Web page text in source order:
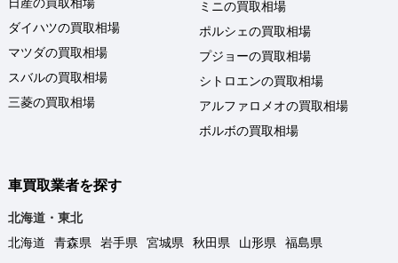
日産の買取相場
ダイハツの買取相場
マツダの買取相場
スバルの買取相場
三菱の買取相場
ミニの買取相場
ポルシェの買取相場
プジョーの買取相場
シトロエンの買取相場
アルファロメオの買取相場
ボルボの買取相場
車買取業者を探す
北海道・東北
北海道
青森県 岩手県 宮城県 秋田県 山形県
福島県